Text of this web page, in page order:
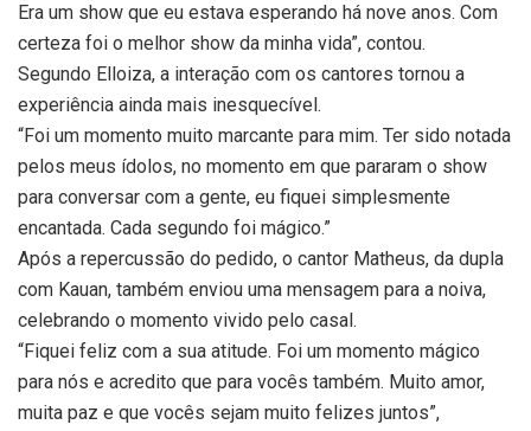
Era um show que eu estava esperando há nove anos. Com
certeza foi o melhor show da minha vida”, contou.
Segundo Elloiza, a interação com os cantores tornou a
experiência ainda mais inesquecível.
“Foi um momento muito marcante para mim. Ter sido notada
pelos meus ídolos, no momento em que pararam o show
para conversar com a gente, eu fiquei simplesmente
encantada. Cada segundo foi mágico.”
Após a repercussão do pedido, o cantor Matheus, da dupla
com Kauan, também enviou uma mensagem para a noiva,
celebrando o momento vivido pelo casal.
“Fiquei feliz com a sua atitude. Foi um momento mágico
para nós e acredito que para vocês também. Muito amor,
muita paz e que vocês sejam muito felizes juntos”,